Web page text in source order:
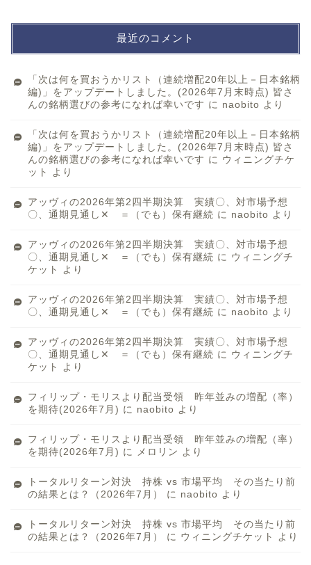
最近のコメント
「次は何を買おうかリスト（連続増配20年以上－日本銘柄
編)」をアップデートしました。(2026年7月末時点) 皆さ
んの銘柄選びの参考になれば幸いです に naobito より
「次は何を買おうかリスト（連続増配20年以上－日本銘柄
編)」をアップデートしました。(2026年7月末時点) 皆さ
んの銘柄選びの参考になれば幸いです に ウィニングチケ
ット
より
アッヴィの2026年第2四半期決算 実績〇、対市場予想
〇、通期見通し✕ ＝（でも）保有継続 に naobito より
アッヴィの2026年第2四半期決算 実績〇、対市場予想
〇、通期見通し✕ ＝（でも）保有継続 に ウィニングチ
ケット
より
アッヴィの2026年第2四半期決算 実績〇、対市場予想
〇、通期見通し✕ ＝（でも）保有継続 に naobito より
アッヴィの2026年第2四半期決算 実績〇、対市場予想
〇、通期見通し✕ ＝（でも）保有継続 に ウィニングチ
ケット
より
フィリップ・モリスより配当受領 昨年並みの増配（率）
を期待(2026年7月) に naobito より
フィリップ・モリスより配当受領 昨年並みの増配（率）
を期待(2026年7月) に メロリン より
トータルリターン対決 持株 vs 市場平均 その当たり前
の結果とは？（2026年7月）
に naobito より
トータルリターン対決 持株 vs 市場平均 その当たり前
の結果とは？（2026年7月）
に ウィニングチケット より